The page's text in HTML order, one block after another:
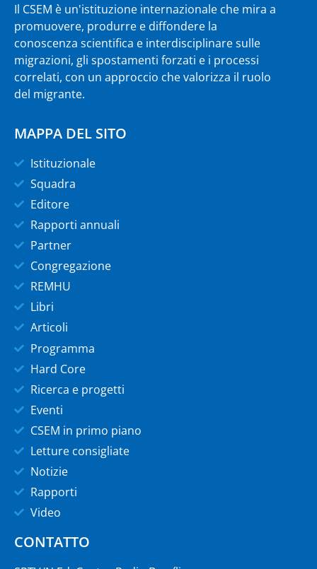
Il CSEM è un'istituzione internazionale che mira a
promuovere, produrre e diffondere la
conoscenza scientifica e interdisciplinare sulle
migrazioni, gli spostamenti forzati e i processi
correlati, con un approccio che valorizza il ruolo
del migrante.
MAPPA DEL SITO
Istituzionale
Squadra
Editore
Rapporti annuali
Partner
Congregazione
REMHU
Libri
Articoli
Programma
Hard Core
Ricerca e progetti
Eventi
CSEM in primo piano
Letture consigliate
Notizie
Rapporti
Video
CONTATTO